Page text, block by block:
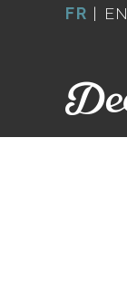
FR | EN